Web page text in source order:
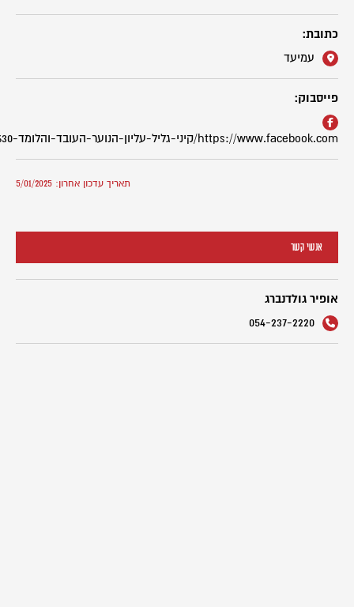
כתובת:
עמיעד
פייסבוק:
https://www.facebook.com/קיני-גליל-עליון-הנוער-העובד-והלומד-523600471455630/
תאריך עדכון אחרון: 5/01/2025
אנשי קשר
אופיר גולדנברג